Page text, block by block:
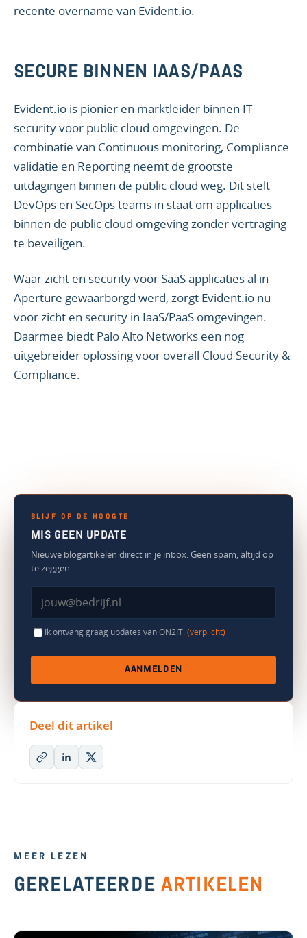
recente overname van Evident.io.
SECURE BINNEN IAAS/PAAS
Evident.io is pionier en marktleider binnen IT-
security voor public cloud omgevingen. De
combinatie van Continuous monitoring, Compliance
validatie en Reporting neemt de grootste
uitdagingen binnen de public cloud weg. Dit stelt
DevOps en SecOps teams in staat om applicaties
binnen de public cloud omgeving zonder vertraging
te beveiligen.
Waar zicht en security voor SaaS applicaties al in
Aperture gewaarborgd werd, zorgt Evident.io nu
voor zicht en security in IaaS/PaaS omgevingen.
Daarmee biedt Palo Alto Networks een nog
uitgebreider oplossing voor overall Cloud Security &
Compliance.
BLIJF OP DE HOOGTE
MIS GEEN UPDATE
Nieuwe blogartikelen direct in je inbox. Geen spam, altijd op
te zeggen.
Ik ontvang graag updates van ON2IT. (verplicht)
AANMELDEN
Deel dit artikel
MEER LEZEN
GERELATEERDE ARTIKELEN